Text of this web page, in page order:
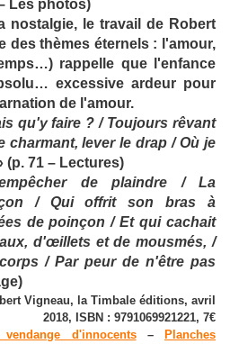
Les photos)
nostalgie, le travail de Robert
des thèmes éternels : l'amour,
rappelle que l'enfance
excessive ardeur pour
de l'amour.
qu'y faire ? / Toujours rêvant
charmant, lever le drap / Où je
(p. 71 – Lectures)
de plaindre / La
/ Qui offrit son bras à
de poinçon / Et qui cachait
d'œillets et de mousmés, /
/ Par peur de n'être pas
Vigneau, la Timbale éditions, avril
2018, ISBN : 9791069921221, 7€
vendange d'innocents–
Planches